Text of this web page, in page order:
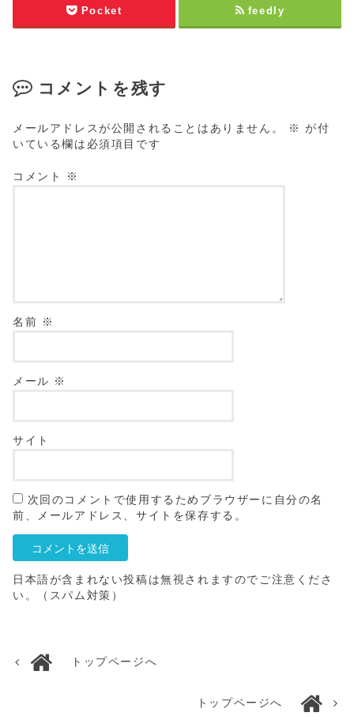
Pocket feedly
コメントを残す
メールアドレスが公開されることはありません。 ※ が付
いている欄は必須項目です
コメント ※
名前 ※
メール ※
サイト
次回のコメントで使用するためブラウザーに自分の名
前、メールアドレス、サイトを保存する。
日本語が含まれない投稿は無視されますのでご注意くださ
い。（スパム対策）
トップページへ
トップページへ